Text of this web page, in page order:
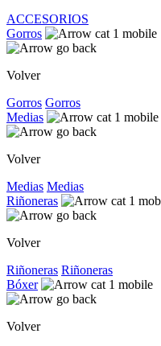
ACCESORIOS
Gorros
Volver
Gorros Gorros
Medias
Volver
Medias Medias
Riñoneras
Volver
Riñoneras Riñoneras
Bóxer
Volver